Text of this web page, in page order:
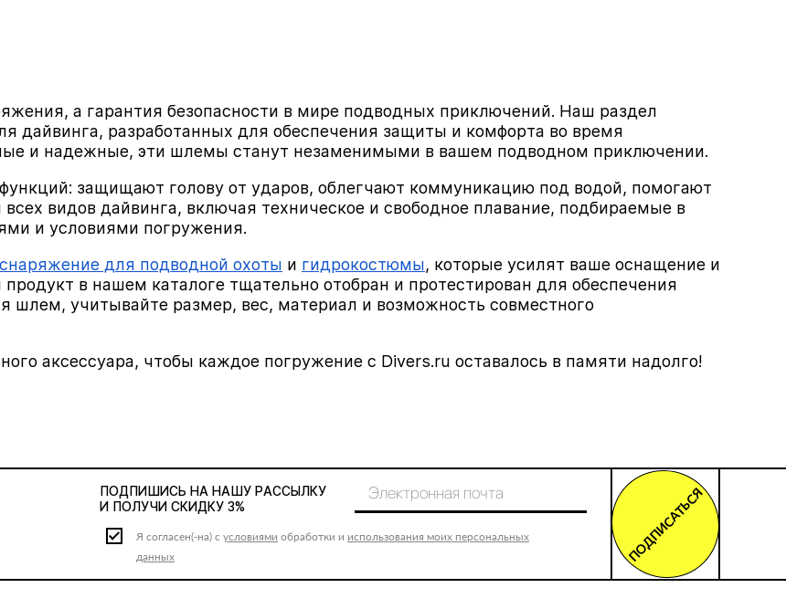
а гарантия безопасности в мире подводных приключений. Наш раздел
дайвинга, разработанных для обеспечения защиты и комфорта во время
и надежные, эти шлемы станут незаменимыми в вашем подводном приключении.
защищают голову от ударов, облегчают коммуникацию под водой, помогают
видов дайвинга, включая техническое и свободное плавание, подбираемые в
и условиями погружения.
снаряжение для подводной охоты и гидрокостюмы, которые усилят ваше оснащение и
в нашем каталоге тщательно отобран и протестирован для обеспечения
шлем, учитывайте размер, вес, материал и возможность совместного
аксессуара, чтобы каждое погружение с Divers.ru оставалось в памяти надолго!
ПОДПИШИСЬ НА НАШУ РАССЫЛКУ
И ПОЛУЧИ СКИДКУ 3%
Я согласен(-на) с условиями обработки и использования моих персональных
данных
ПОДПИСАТЬСЯ